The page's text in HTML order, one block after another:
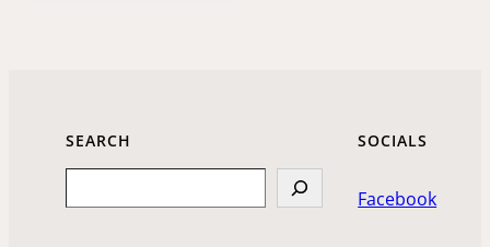
SEARCH SOCIALS
Facebook